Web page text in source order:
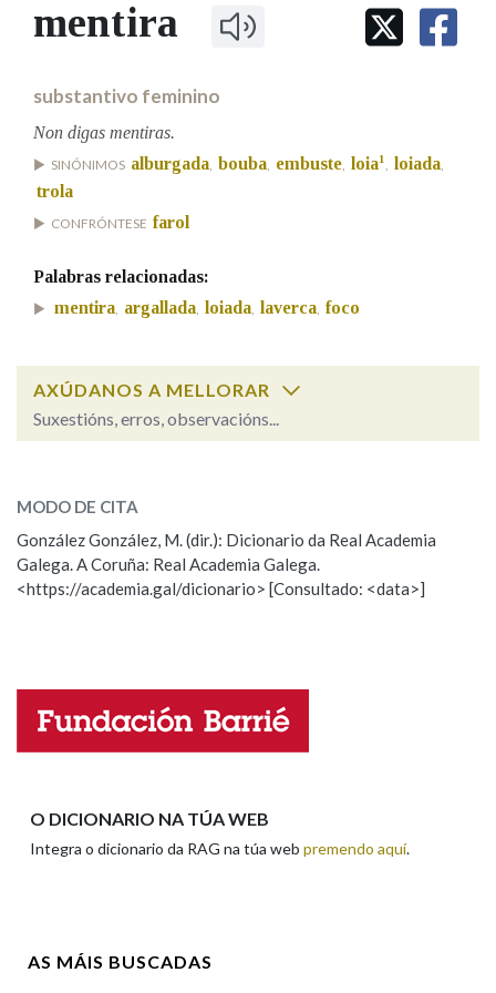
IDENTIDADE CORPORATIVA
MARCIAL DEL ADALID
FIGURAS HOMENAXEADAS
PORTAL DAS PALABRAS
Facebook
TwitterYoutubeInstagram
Bluesky
BUSCAR NOS LEMAS
Remata por
Nas definicións
Na fraseoloxía
mentira
substantivo feminino
Non digas mentiras.
SINÓNIMOS alburgada, bouba, embuste, loia1, loiada,
trola
CONFRÓNTESE farol
Palabras relacionadas:
mentira, argallada, loiada, laverca, foco
AXÚDANOS A MELLORAR
Suxestións, erros, observacións...
ESCOLLE UNHA OPCIÓN:
Observación Hai un erro na palabra
Propoño mellorar a definición
Nome
MODO DE CITA
González González, M. (dir.): Dicionario da Real Academia
Galega. A Coruña: Real Academia Galega.
<https://academia.gal/dicionario> [Consultado: <data>]
O DICIONARIO NA TÚA WEB
Integra o dicionario da RAG na túa web premendo aquí.
AS MÁIS BUSCADAS